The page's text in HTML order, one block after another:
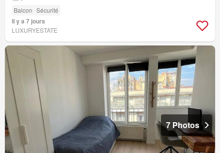
Balcon Sécurité
Il y a 7 jours
LUXURYESTATE
7 Photos